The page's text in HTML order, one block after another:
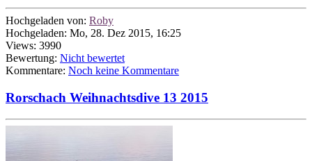
Hochgeladen von: Roby
Hochgeladen: Mo, 28. Dez 2015, 16:25
Views: 3990
Bewertung: Nicht bewertet
Kommentare: Noch keine Kommentare
Rorschach Weihnachtsdive 13 2015